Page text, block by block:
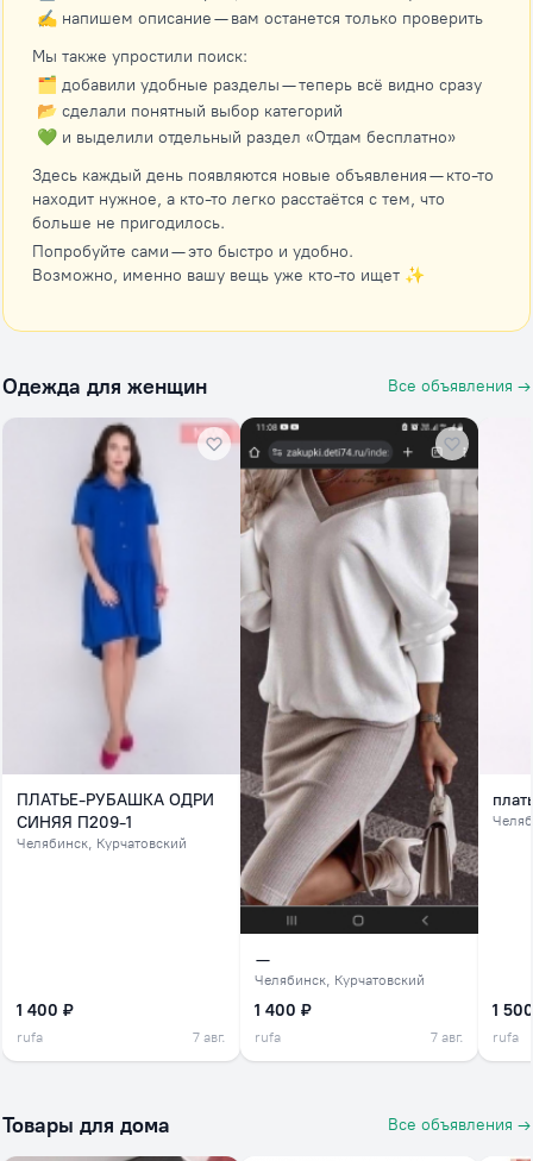
✍️ напишем описание — вам останется только проверить
Мы также упростили поиск:
🗂 добавили удобные разделы — теперь всё видно сразу
📂 сделали понятный выбор категорий
💚 и выделили отдельный раздел «Отдам бесплатно»
Здесь каждый день появляются новые объявления — кто-то
находит нужное, а кто-то легко расстаётся с тем, что
больше не пригодилось.
Попробуйте сами — это быстро и удобно.
Возможно, именно вашу вещь уже кто-то ищет ✨
Одежда для женщин Все объявления →
ПЛАТЬЕ-РУБАШКА ОДРИ
СИНЯЯ П209-1
Челябинск, Курчатовский
1 400 ₽
rufa 7 авг.
—
Челябинск, Курчатовский
1 400 ₽
rufa 7 авг.
1
rufa
Товары для дома Все объявления →